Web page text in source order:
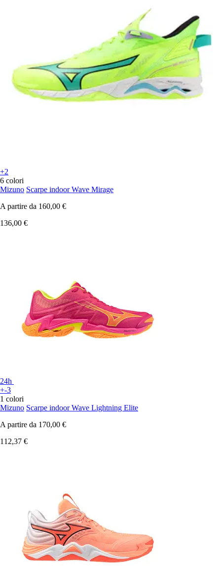
+2
6 colori
Mizuno Scarpe indoor Wave Mirage
A partire da 160,00 €
136,00 €
24h
+-3
1 colori
Mizuno Scarpe indoor Wave Lightning Elite
A partire da 170,00 €
112,37 €